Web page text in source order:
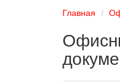
Главная